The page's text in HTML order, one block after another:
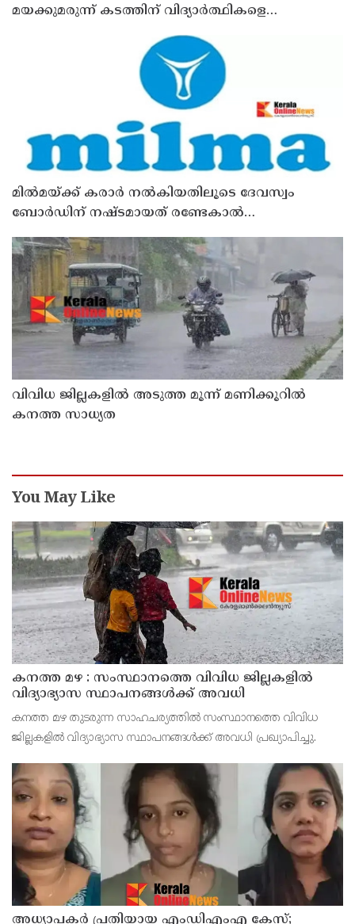
മയക്കുമരുന്ന് കടത്തിന് വിദ്യാര്‍ത്ഥികളെ
മില്‍മയ്ക്ക് കരാര്‍ നല്‍കിയതിലൂടെ ദേവസ്വം
ബോര്‍ഡിന് നഷ്ടമായത് രണ്ടേകാല്‍
വിവിധ ജില്ലകളില്‍ അടുത്ത മൂന്ന് മണിക്കൂറില്‍
കനത്ത സാധ്യത
You May Like
കനത്ത മഴ : സംസ്ഥാനത്തെ വിവിധ ജില്ലകളിൽ
വിദ്യാഭ്യാസ സ്ഥാപനങ്ങൾക്ക് അവധി
കനത്ത മഴ തുടരുന്ന സാഹചര്യത്തിൽ സംസ്ഥാനത്തെ വിവിധ
ജില്ലകളിൽ വിദ്യാഭ്യാസ സ്ഥാപനങ്ങൾക്ക് അവധി പ്രഖ്യാപിച്ചു.
അധ്യാപകര്‍ പ്രതിയായ എംഡിഎംഎ കേസ്;